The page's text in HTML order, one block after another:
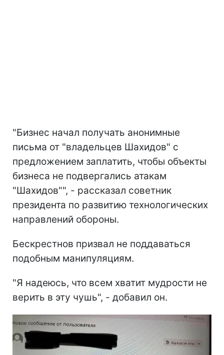
"Бизнес начал получать анонимные
письма от "владельцев Шахидов" с
предложением заплатить, чтобы объекты
бизнеса не подвергались атакам
"Шахидов"", - рассказал советник
президента по развитию технологических
направлений обороны.
Бескрестнов призвал не поддаваться
подобным манипуляциям.
"Я надеюсь, что всем хватит мудрости не
верить в эту чушь", - добавил он.